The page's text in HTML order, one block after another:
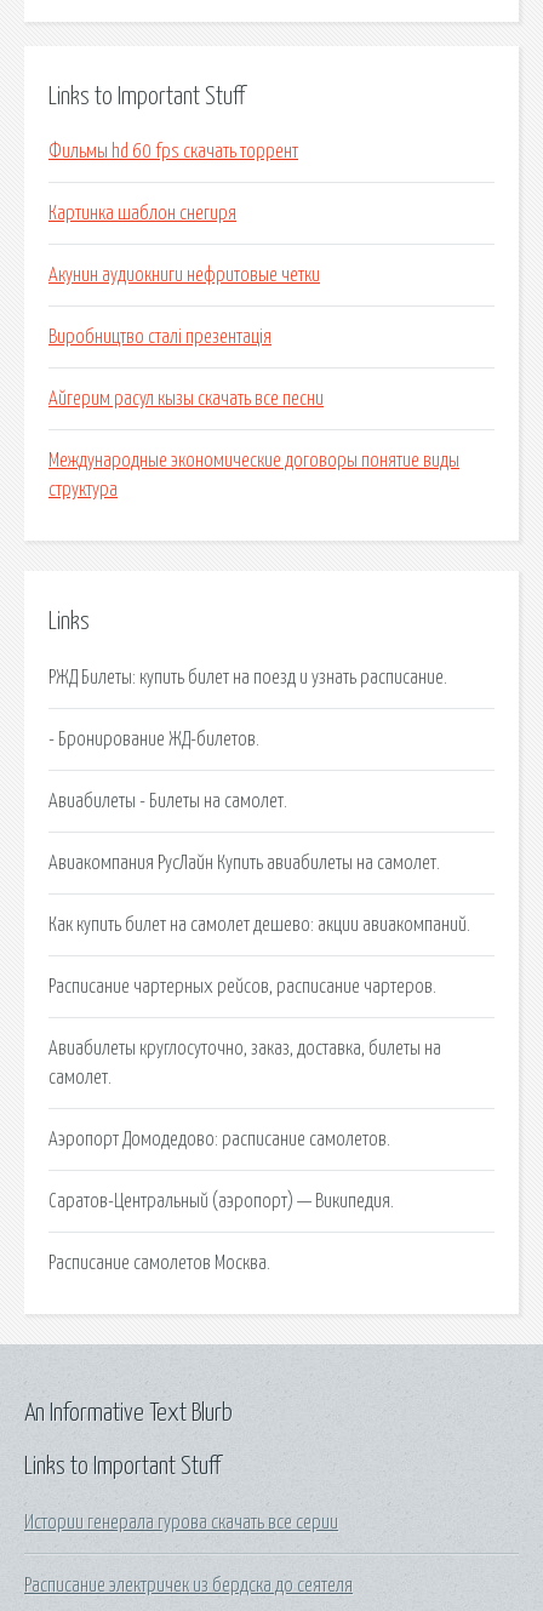
Links to Important Stuff
Фильмы hd 60 fps скачать торрент
Картинка шаблон снегиря
Акунин аудиокниги нефритовые четки
Виробництво сталі презентація
Айгерим расул кызы скачать все песни
Международные экономические договоры понятие виды
структура
Links
РЖД Билеты: купить билет на поезд и узнать расписание.
- Бронирование ЖД-билетов.
Авиабилеты - Билеты на самолет.
Авиакомпания РусЛайн Купить авиабилеты на самолет.
Как купить билет на самолет дешево: акции авиакомпаний.
Расписание чартерных рейсов, расписание чартеров.
Авиабилеты круглосуточно, заказ, доставка, билеты на
самолет.
Аэропорт Домодедово: расписание самолетов.
Саратов-Центральный (аэропорт) — Википедия.
Расписание самолетов Москва.
Links to Important Stuff
Истории генерала гурова скачать все серии
Расписание электричек из бердска до сеятеля
An Informative Text Blurb